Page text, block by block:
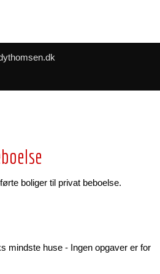
boliger til privat beboelse.
mindste huse - Ingen opgaver er for